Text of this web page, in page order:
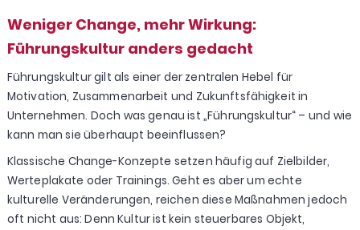
Weniger Change, mehr Wirkung:
Führungskultur anders gedacht
Führungskultur gilt als einer der zentralen Hebel für
Motivation, Zusammenarbeit und Zukunftsfähigkeit in
Unternehmen. Doch was genau ist „Führungskultur“ – und wie
kann man sie überhaupt beeinflussen?
Klassische Change-Konzepte setzen häufig auf Zielbilder,
Werteplakate oder Trainings. Geht es aber um echte
kulturelle Veränderungen, reichen diese Maßnahmen jedoch
oft nicht aus: Denn Kultur ist kein steuerbares Objekt,